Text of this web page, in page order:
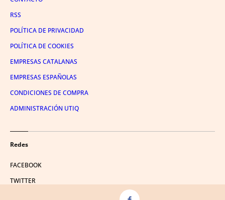
RSS
POLÍTICA DE PRIVACIDAD
POLÍTICA DE COOKIES
EMPRESAS CATALANAS
EMPRESAS ESPAÑOLAS
CONDICIONES DE COMPRA
ADMINISTRACIÓN UTIQ
Redes
FACEBOOK
TWITTER